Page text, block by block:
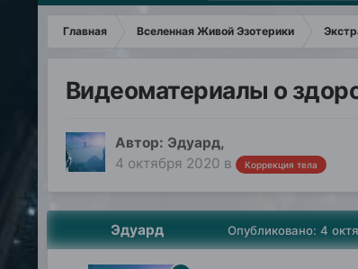
Главная Вселенная Живой Эзотерики
Видеоматериалы о
Автор: Эдуард,
4 октября 2020 в Коррекция тела
Эдуард Опубликовано: 4